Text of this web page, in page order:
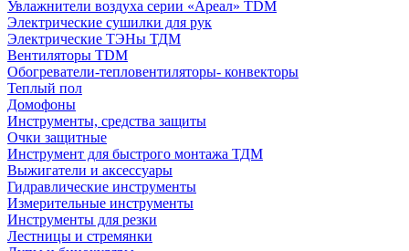
Увлажнители воздуха серии «Ареал» TDM
Электрические сушилки для рук
Электрические ТЭНы ТДМ
Вентиляторы TDM
Обогреватели-тепловентиляторы- конвекторы
Теплый пол
Домофоны
Инструменты, средства защиты
Очки защитные
Инструмент для быстрого монтажа ТДМ
Выжигатели и аксессуары
Гидравлические инструменты
Измерительные инструменты
Инструменты для резки
Лестницы и стремянки